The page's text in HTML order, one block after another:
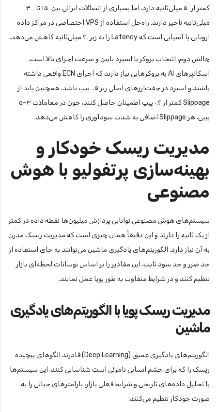
کمتر از ۵۰ میلی‌ثانیه دارد، اما بسیاری از اتصالات ایرانی بین ۱۵۰ تا ۳۰۰
میلی‌ثانیه تأخیر دارند. راه‌حل استفاده از VPS اختصاصی در مراکز داده
اروپایی یا آسیایی است که Latency را به زیر ۲۰ میلی‌ثانیه کاهش می‌دهد.
چالش دوم، انتخاب بروکر با اسپرد پایین و سرعت اجرای بالا است.
اسکالپرهای AI به بروکرهایی نیاز دارند که اجرای ECN واقعی داشته
باشند و اسپرد در جفت‌ارزهای اصلی زیر ۰.۵ پیپ باشد. همچنین باید از
Slippage کمتر از ۰.۲ پیپ اطمینان حاصل کنند، چون در معاملات ۳-۵
پیپی، هر Slippage اضافی به شدت سودآوری را کاهش می‌دهد.
مدیریت ریسک خودکار و
بهینه‌سازی پرتفولیو با هوش
مصنوعی
سیستم‌های هوش مصنوعی توانایی پردازش میلیون‌ها نقطه داده در کمتر
از یک ثانیه را دارند و این دقیقاً همان چیزی است که مدیریت ریسک مدرن
به آن نیاز دارد. الگوریتم‌های یادگیری ماشین می‌توانند به جای استفاده از
حد ضرر و حد سود ثابت، این مقادیر را بر اساس نوسانات لحظه‌ای بازار
تنظیم کنند و در شرایط متفاوت به طور پویا عمل نمایند.
مدیریت ریسک پویا با الگوریتم‌های یادگیری
ماشین
الگوریتم‌های یادگیری عمیق (Deep Learning) قادرند الگوهای پیچیده
ریسک را که برای چشم انسانی نامرئی است شناسایی کنند. این سیستم‌ها
با تحلیل داده‌های تاریخی و شرایط فعلی بازار، پارامترهای حیاتی را به
صورت خودکار تنظیم می‌کنند: